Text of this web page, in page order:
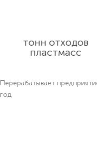
тонн отходов
пластмасс
Перерабатывает
год